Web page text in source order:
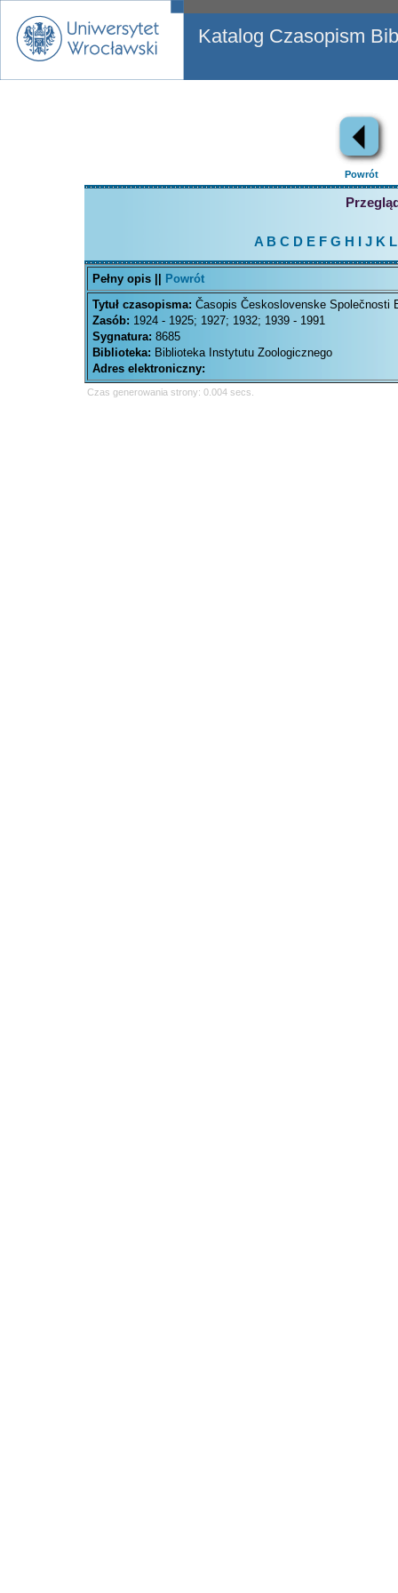
Katalog Czasopism
Powrót
A B C D EFG H J K L
Pełny opis ||
Powrót
Tytuł czasopisma: Časopis Československe Společnosti
Zasób: 1924 - 1925; 1927; 1932; 1939 - 1991
Sygnatura: 8685
Biblioteka: Biblioteka Instytutu Zoologicznego
Adres elektroniczny:
Czas generowania strony: 0.004 secs.